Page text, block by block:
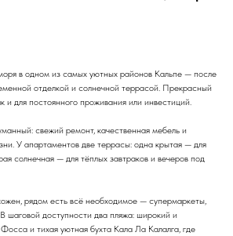
в одном из самых уютных районов Кальпе — после
отделкой и солнечной террасой. Прекрасный
и для постоянного проживания или инвестиций.
свежий ремонт, качественная мебель и
У апартаментов две террасы: одна крытая — для
солнечная — для тёплых завтраков и вечеров под
рядом есть всё необходимое — супермаркеты,
шаговой доступности два пляжа: широкий и
и тихая уютная бухта Кала Ла Калалга, где